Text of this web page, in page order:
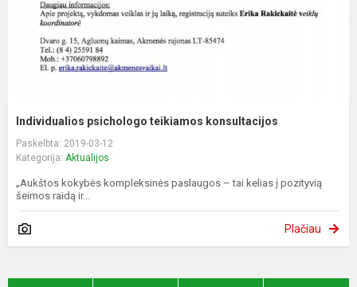
Individualios psichologo teikiamos konsultacijos
Paskelbta: 2019-03-12
Kategorija: Aktualijos
„Aukštos kokybės kompleksinės paslaugos – tai kelias į pozityvią
šeimos raidą ir...
Plačiau